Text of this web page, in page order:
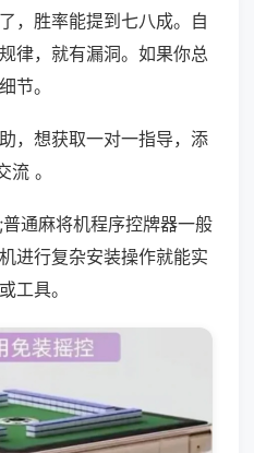
，胜率能提到七八成。自
律，就有漏洞。如果你总
节。
，想获取一对一指导，添
。
通麻将机程序控牌器一般
进行复杂安装操作就能实
工具。